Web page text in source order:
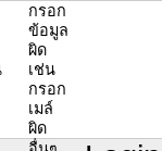
กรอก
ข้อมูล
ผิด
เช่น
กรอก
เมล์
ผิด